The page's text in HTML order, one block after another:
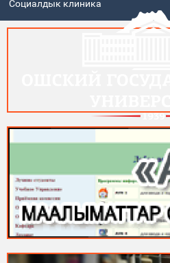
Социалдык клиника